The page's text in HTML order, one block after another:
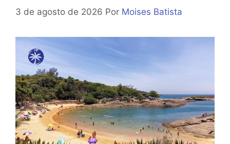
3 de agosto de 2026 Por Moises Batista